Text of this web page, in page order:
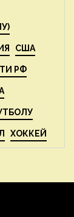
США
РФ
ХОККЕЙ